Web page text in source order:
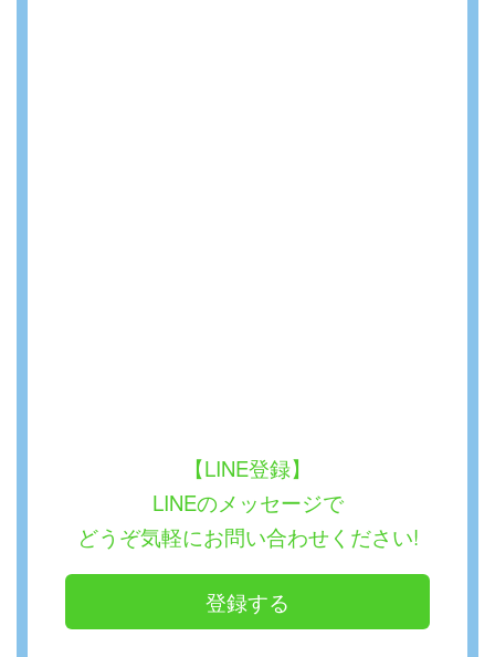
【LINE登録】
LINEのメッセージで
どうぞ気軽にお問い合わせください!
登録する